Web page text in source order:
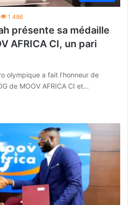
1 486
présente sa médaille
AFRICA CI, un pari
olympique a fait l’honneur de
de MOOV AFRICA CI et…